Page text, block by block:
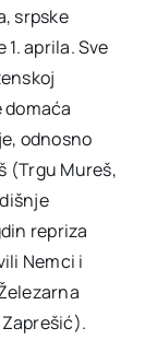
srpske
aprila. Sve
odnosno
(Trgu Mureš,
repriza
Nemci i